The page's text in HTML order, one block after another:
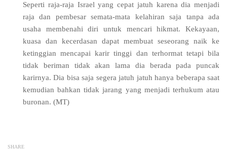
Seperti raja-raja Israel yang cepat jatuh karena dia menjadi
raja dan pembesar semata-mata kelahiran saja tanpa ada
usaha membenahi diri untuk mencari hikmat. Kekayaan,
kuasa dan kecerdasan dapat membuat seseorang naik ke
ketinggian mencapai karir tinggi dan terhormat tetapi bila
tidak beriman tidak akan lama dia berada pada puncak
karirnya. Dia bisa saja segera jatuh jatuh hanya beberapa saat
kemudian bahkan tidak jarang yang menjadi terhukum atau
buronan. (MT)
SHARE